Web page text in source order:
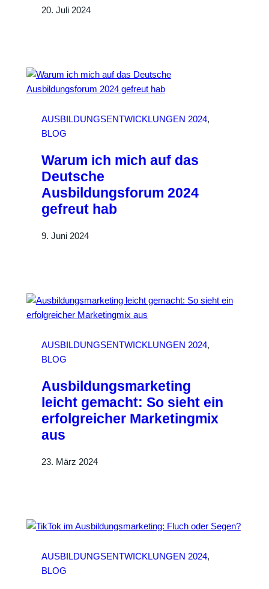
20. Juli 2024
AUSBILDUNGSENTWICKLUNGEN 2024
BLOG
Warum ich mich auf das
Deutsche
Ausbildungsforum 2024
gefreut hab
9. Juni 2024
AUSBILDUNGSENTWICKLUNGEN 2024
BLOG
Ausbildungsmarketing
leicht gemacht: So sieht ein
erfolgreicher Marketingmix
aus
23. März 2024
AUSBILDUNGSENTWICKLUNGEN 2024
BLOG